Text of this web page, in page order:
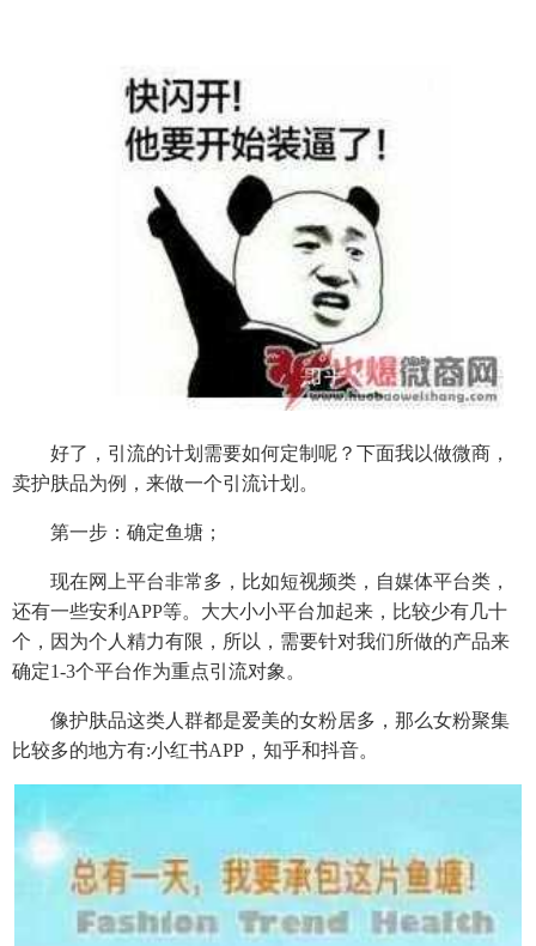
好了，引流的计划需要如何定制呢？下面我以做微商，
卖护肤品为例，来做一个引流计划。
第一步：确定鱼塘；
现在网上平台非常多，比如短视频类，自媒体平台类，
还有一些安利APP等。大大小小平台加起来，比较少有几十
个，因为个人精力有限，所以，需要针对我们所做的产品来
确定1-3个平台作为重点引流对象。
像护肤品这类人群都是爱美的女粉居多，那么女粉聚集
比较多的地方有:小红书APP，知乎和抖音。